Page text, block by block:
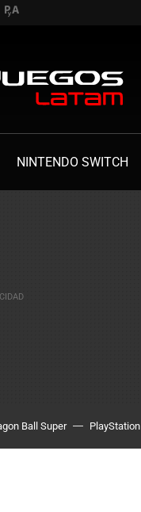
NINTENDO SWITCH
Ball Super PlayStation